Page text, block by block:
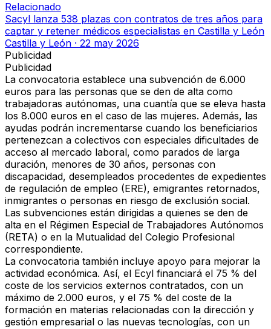
Relacionado
Sacyl lanza 538 plazas con contratos de tres años para
captar y retener médicos especialistas en Castilla y León
Castilla y León · 22 may 2026
Publicidad
Publicidad
La convocatoria establece una subvención de 6.000
euros para las personas que se den de alta como
trabajadoras autónomas, una cuantía que se eleva hasta
los 8.000 euros en el caso de las mujeres. Además, las
ayudas podrán incrementarse cuando los beneficiarios
pertenezcan a colectivos con especiales dificultades de
acceso al mercado laboral, como parados de larga
duración, menores de 30 años, personas con
discapacidad, desempleados procedentes de expedientes
de regulación de empleo (ERE), emigrantes retornados,
inmigrantes o personas en riesgo de exclusión social.
Las subvenciones están dirigidas a quienes se den de
alta en el Régimen Especial de Trabajadores Autónomos
(RETA) o en la Mutualidad del Colegio Profesional
correspondiente.
La convocatoria también incluye apoyo para mejorar la
actividad económica. Así, el Ecyl financiará el 75 % del
coste de los servicios externos contratados, con un
máximo de 2.000 euros, y el 75 % del coste de la
formación en materias relacionadas con la dirección y
gestión empresarial o las nuevas tecnologías, con un